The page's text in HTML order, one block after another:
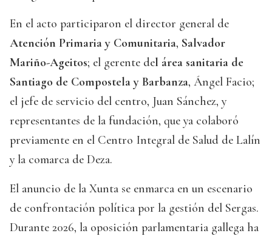
En el acto participaron el director general de
Atención Primaria y Comunitaria, Salvador
Mariño-Ageitos; el gerente del área sanitaria de
Santiago de Compostela y Barbanza, Ángel Facio;
el jefe de servicio del centro, Juan Sánchez, y
representantes de la fundación, que ya colaboró
previamente en el Centro Integral de Salud de Lalín
y la comarca de Deza.
El anuncio de la Xunta se enmarca en un escenario
de confrontación política por la gestión del Sergas.
Durante 2026, la oposición parlamentaria gallega ha